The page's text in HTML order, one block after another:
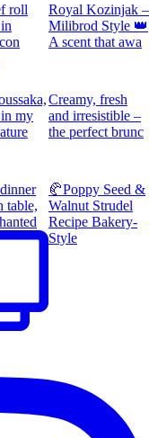
roll
Royal Kozinjak –
Milibrod Style 👑
A scent that awa
my
Creamy, fresh
and irresistible –
the perfect brunc
table,
🥐Poppy Seed &
Walnut Strudel
Recipe Bakery-
Style